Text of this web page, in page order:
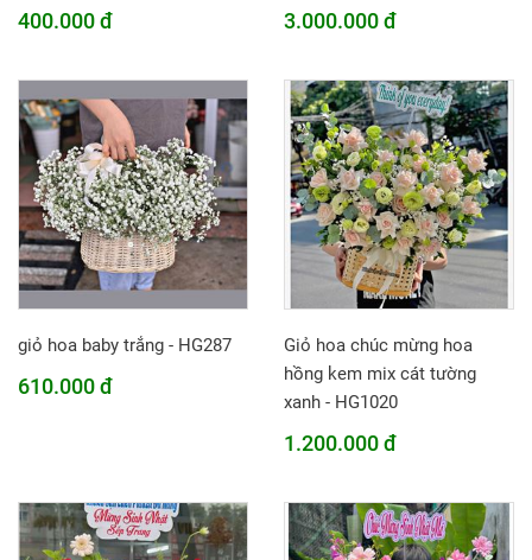
400.000 đ 3.000.000 đ
giỏ hoa baby trắng - HG287
610.000 đ
Giỏ hoa chúc mừng hoa
hồng kem mix cát tường
xanh - HG1020
1.200.000 đ